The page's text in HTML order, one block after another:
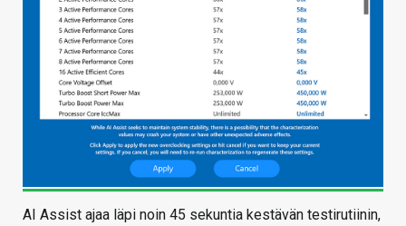
AI Assist ajaa läpi noin 45 sekuntia kestävän testirutiinin,